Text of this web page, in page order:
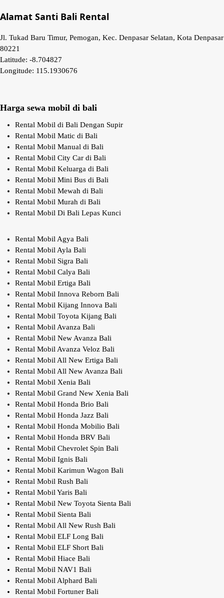
Alamat Santi Bali Rental
Jl. Tukad Baru Timur, Pemogan, Kec. Denpasar Selatan, Kota Denpasar
80221
Latitude: -8.704827
Longitude: 115.1930676
Harga sewa mobil di bali
Rental Mobil di Bali Dengan Supir
Rental Mobil Matic di Bali
Rental Mobil Manual di Bali
Rental Mobil City Car di Bali
Rental Mobil Keluarga di Bali
Rental Mobil Mini Bus di Bali
Rental Mobil Mewah di Bali
Rental Mobil Murah di Bali
Rental Mobil Di Bali Lepas Kunci
Rental Mobil Agya Bali
Rental Mobil Ayla Bali
Rental Mobil Sigra Bali
Rental Mobil Calya Bali
Rental Mobil Ertiga Bali
Rental Mobil Innova Reborn Bali
Rental Mobil Kijang Innova Bali
Rental Mobil Toyota Kijang Bali
Rental Mobil Avanza Bali
Rental Mobil New Avanza Bali
Rental Mobil Avanza Veloz Bali
Rental Mobil All New Ertiga Bali
Rental Mobil All New Avanza Bali
Rental Mobil Xenia Bali
Rental Mobil Grand New Xenia Bali
Rental Mobil Honda Brio Bali
Rental Mobil Honda Jazz Bali
Rental Mobil Honda Mobilio Bali
Rental Mobil Honda BRV Bali
Rental Mobil Chevrolet Spin Bali
Rental Mobil Ignis Bali
Rental Mobil Karimun Wagon Bali
Rental Mobil Rush Bali
Rental Mobil Yaris Bali
Rental Mobil New Toyota Sienta Bali
Rental Mobil Sienta Bali
Rental Mobil All New Rush Bali
Rental Mobil ELF Long Bali
Rental Mobil ELF Short Bali
Rental Mobil Hiace Bali
Rental Mobil NAV1 Bali
Rental Mobil Alphard Bali
Rental Mobil Fortuner Bali